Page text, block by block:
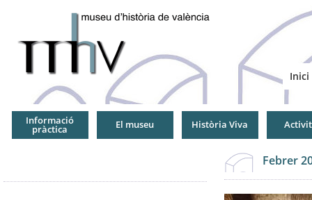
Inici
Informació
pràctica El museu Història Viva
Febrer